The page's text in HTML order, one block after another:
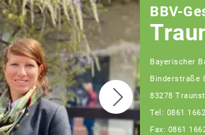
BBV-
Bayerischer
Binderstraße
83278
Tel: 0861
Fax: 0861